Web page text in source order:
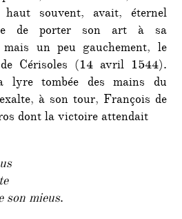
souvent, avait, éternel
de porter son art à sa
un peu gauchement, le
Cérisoles (14 avril 1544).
lyre tombée des mains du
à son tour, François de
dont la victoire attendait
son mieus.